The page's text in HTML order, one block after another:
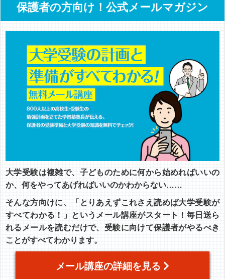
保護者の方向け！公式メールマガジン
大学受験は複雑で、子どものために何から始めればいいの
か、何をやってあげればいいのかわからない……
そんな方向けに、「とりあえずこれさえ読めば大学受験が
すべてわかる！」というメール講座がスタート！毎日送ら
れるメールを読むだけで、受験に向けて保護者がやるべき
ことがすべてわかります。
メール講座の詳細を見る